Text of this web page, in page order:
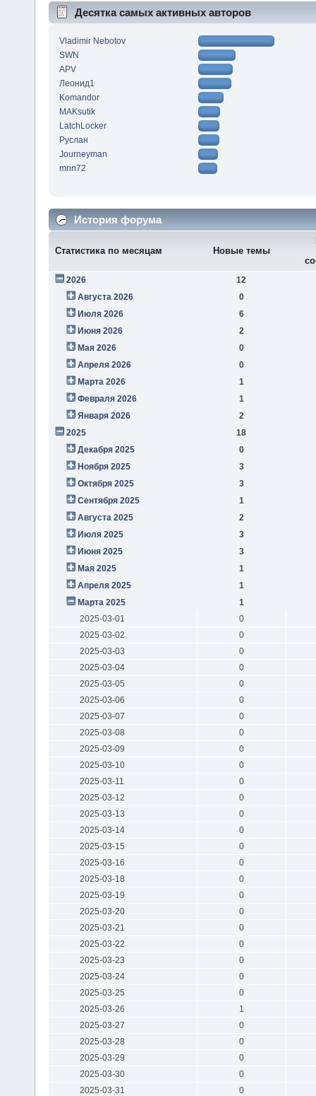
Десятка самых активных авторов
Vladimir Nebotov
SWN
APV
Леонид1
Komandor
MAKsutik
LatchLocker
Руслан
Journeyman
mnn72
История форума
Статистика по месяцам Новые темы
2026
12
Августа 2026
0
Июля 2026
6
Июня 2026
2
Мая 2026
0
Апреля 2026
0
Марта 2026
1
Февраля 2026
1
Января 2026
2
2025
18
Декабря 2025
0
Ноября 2025
3
Октября 2025
3
Сентября 2025
1
Августа 2025
2
Июля 2025
3
Июня 2025
3
Мая 2025
1
Апреля 2025
1
Марта 2025
1
2025-03-01
0
2025-03-02
0
2025-03-03
0
2025-03-04
0
2025-03-05
0
2025-03-06
0
2025-03-07
0
2025-03-08
0
2025-03-09
0
2025-03-10
0
2025-03-11
0
2025-03-12
0
2025-03-13
0
2025-03-14
0
2025-03-15
0
2025-03-16
0
2025-03-18
0
2025-03-19
0
2025-03-20
0
2025-03-21
0
2025-03-22
0
2025-03-23
0
2025-03-24
0
2025-03-25
0
2025-03-26
1
2025-03-27
0
2025-03-28
0
2025-03-29
0
2025-03-30
0
2025-03-31
0